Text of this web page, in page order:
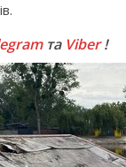
та Viber!